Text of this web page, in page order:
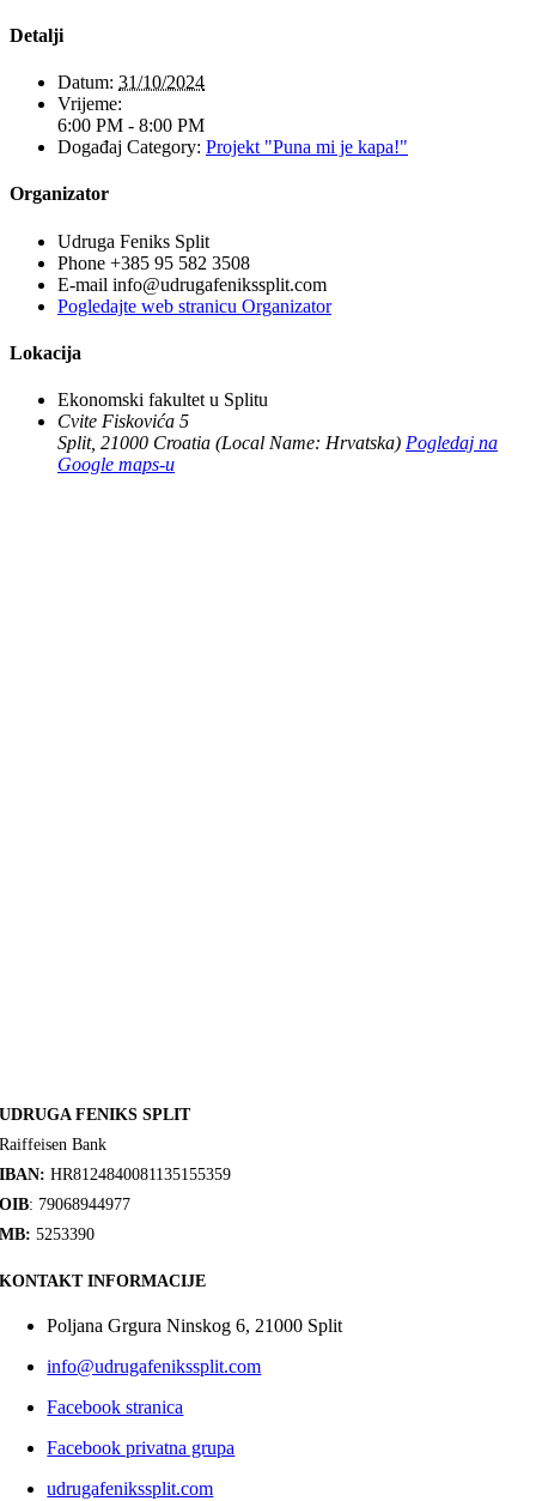
Detalji
Datum: 31/10/2024
Vrijeme:
6:00 PM - 8:00 PM
Događaj Category: Projekt "Puna mi je kapa!"
Organizator
Udruga Feniks Split
Phone +385 95 582 3508
E-mail info@udrugafenikssplit.com
Pogledajte web stranicu Organizator
Lokacija
Ekonomski fakultet u Splitu
Cvite Fiskovića 5
Split, 21000 Croatia (Local Name: Hrvatska) Pogledaj na
Google maps-u
UDRUGA FENIKS SPLIT
Raiffeisen Bank
IBAN: HR8124840081135155359
OIB: 79068944977
MB: 5253390
KONTAKT INFORMACIJE
Poljana Grgura Ninskog 6, 21000 Split
info@udrugafenikssplit.com
Facebook stranica
Facebook privatna grupa
udrugafenikssplit.com